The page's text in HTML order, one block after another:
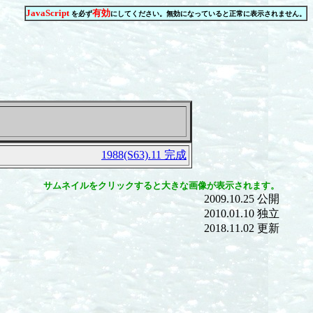
JavaScript を必ず有効にしてください。無効になっていると正常に表示されません。
1988(S63).11 完成
サムネイルをクリックすると大きな画像が表示されます。
2009.10.25 公開
2010.01.10 独立
2018.11.02 更新